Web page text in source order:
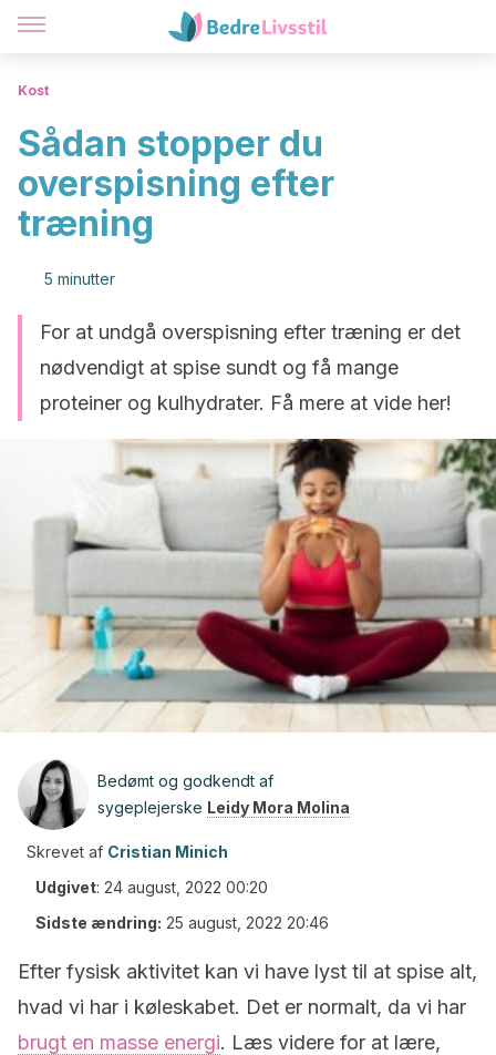
Kost
Sådan stopper du
overspisning efter
træning
5 minutter
For at undgå overspisning efter træning er det
nødvendigt at spise sundt og få mange
proteiner og kulhydrater. Få mere at vide her!
Bedømt og godkendt af
sygeplejerske Leidy Mora Molina
Skrevet af Cristian Minich
Udgivet: 24 august, 2022 00:20
Sidste ændring: 25 august, 2022 20:46
Efter fysisk aktivitet kan vi have lyst til at spise alt,
hvad vi har i køleskabet. Det er normalt, da vi har
brugt en masse energi. Læs videre for at lære,